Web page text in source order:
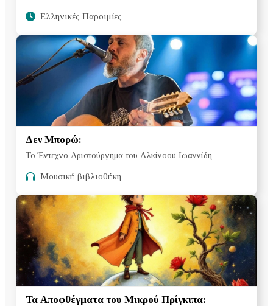
Ελληνικές Παροιμίες
Δεν Μπορώ:
Το Έντεχνο Αριστούργημα του Αλκίνοου Ιωαννίδη
Μουσική βιβλιοθήκη
Τα Αποφθέγματα του Μικρού Πρίγκιπα: